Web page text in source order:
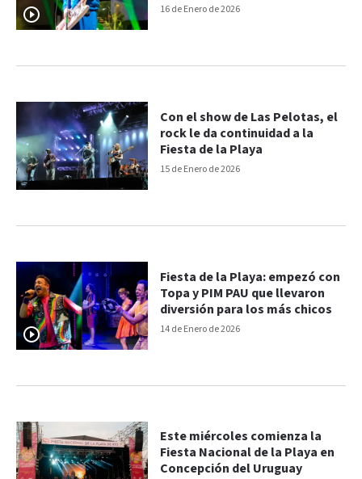
16 de Enero de 2026
15 de Enero de 2026
Con el show de Las Pelotas, el
rock le da continuidad a la
Fiesta de la Playa
14 de Enero de 2026
Fiesta de la Playa: empezó con
Topa y PIM PAU que llevaron
diversión para los más chicos
Este miércoles comienza la
Fiesta Nacional de la Playa en
Concepción del Uruguay